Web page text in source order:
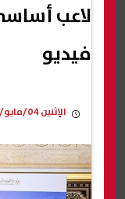
لاعب
فيديو
الإثنين 04/مايو/2026 - 07:47 م